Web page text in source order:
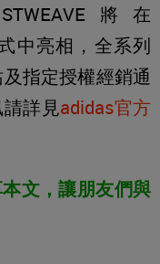
將在
中亮相，全系列
指定授權經銷通
詳見adidas官方
文，讓朋友們與